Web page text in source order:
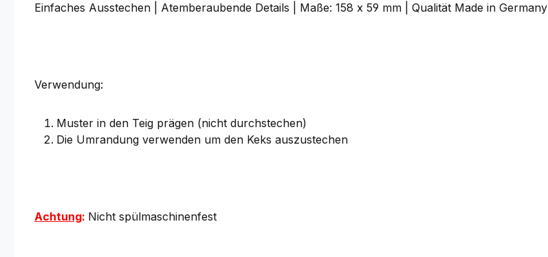
Einfaches Ausstechen | Atemberaubende Details | Maße: 158 x 59 mm | Qualität Made in Germany
Verwendung:
Muster in den Teig prägen (nicht durchstechen)
Die Umrandung verwenden um den Keks auszustechen
Achtung: Nicht spülmaschinenfest